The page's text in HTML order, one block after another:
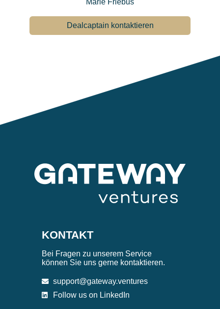
Marie Friebus
Dealcaptain kontaktieren
KONTAKT
Bei Fragen zu unserem Service
können Sie uns gerne kontaktieren.
support@gateway.ventures
Follow us on LinkedIn